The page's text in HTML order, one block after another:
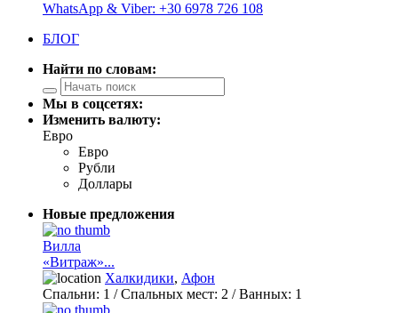
WhatsApp & Viber: +30 6978 726 108
БЛОГ
Найти по словам:
Мы в соцсетях:
Изменить валюту:
Евро
Евро
Рубли
Доллары
Новые предложения
Вилла
«Витраж»...
Халкидики, Афон
Спальни: 1 / Спальных мест: 2 /Ванных: 1